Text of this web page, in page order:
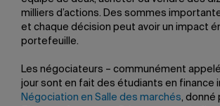
milliers d’actions. Des sommes
et chaque décision peut avoir un impact
portefeuille.
Les négociateurs – communément
jour sont en fait des étudiants en finance
Négociation en Salle des marchés, donné